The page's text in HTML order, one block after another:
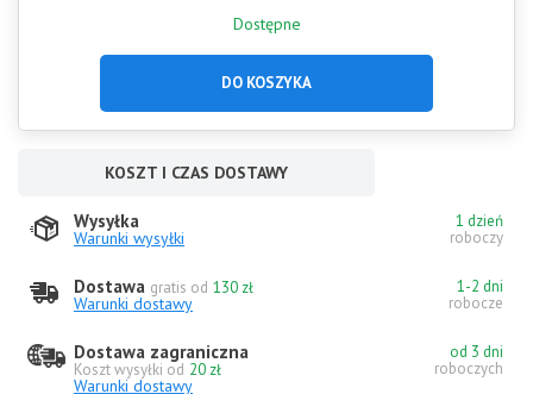
Dostępne
DO KOSZYKA
KOSZT I CZAS DOSTAWY
Wysyłka
Warunki wysyłki
1 dzień
roboczy
Dostawa gratis od 130 zł
Warunki dostawy
1-2 dni
robocze
Dostawa zagraniczna
Koszt wysyłki od 20 zł
Warunki dostawy
od 3 dni
roboczych